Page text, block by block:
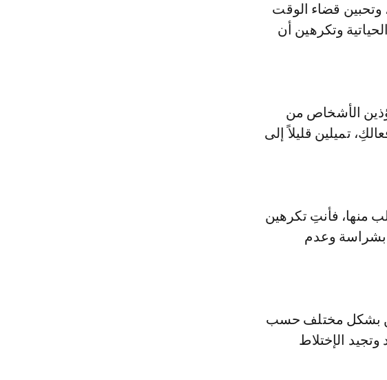
قضاء الوقت
وتكرهين أن
الأشخاص من
تميلين قليلاً إلى
منها، فأنتِ تكرهين
بشراسة وعدم
بشكل مختلف حسب
الإختلاط